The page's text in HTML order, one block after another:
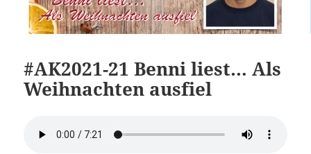
#AK2021-21 Benni liest… Als
Weihnachten ausfiel